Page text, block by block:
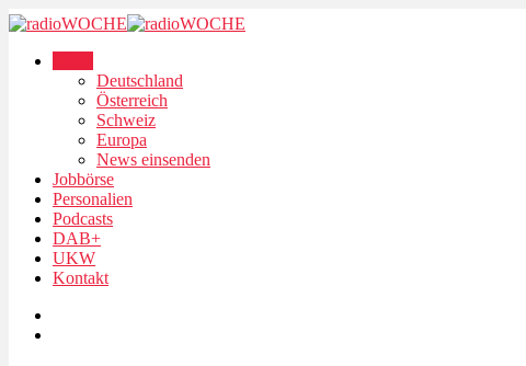
Deutschland
Österreich
Schweiz
Europa
News einsenden
Jobbörse
Personalien
Podcasts
DAB+
UKW
Kontakt